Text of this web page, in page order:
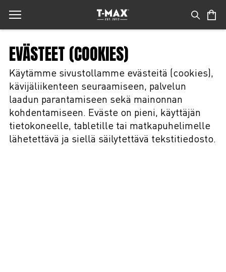
EVÄSTEET (COOKIES)
Käytämme sivustollamme evästeitä (cookies),
kävijäliikenteen seuraamiseen, palvelun
laadun parantamiseen sekä mainonnan
kohdentamiseen. Eväste on pieni, käyttäjän
tietokoneelle, tabletille tai matkapuhelimelle
lähetettävä ja siellä säilytettävä tekstitiedosto.